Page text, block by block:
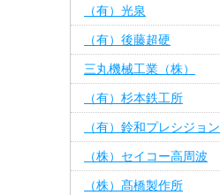
（有）光泉
（有）後藤超硬
三丸機械工業（株）
（有）杉本鉄工所
（有）鈴和プレシジョン
（株）セイコー高周波
（株）髙橋製作所